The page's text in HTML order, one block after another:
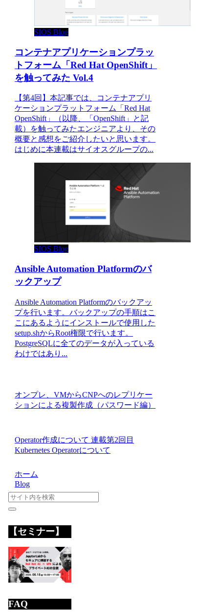
SIOS Blog
コンテナアプリケーションプラッ
トフォーム「Red Hat OpenShift」
を触ってみた Vol.4
【第4回】本記事では、コンテナアプリ
ケーションプラットフォーム「Red Hat
OpenShift」（以降、「OpenShift」と記
載）を触ってみたエンジニアより、その
概要と感想をご紹介したいと思います。
はじめに本連載はサイオスグループの...
SIOS Blog
Ansible Automation Platformのバ
ックアップ
Ansible Automation Platformのバックアッ
プを行います。バックアップの手順はこ
こにあるようにインストールで使用した
setup.shからRoot権限で行います。
PostgreSQLに全てのデータが入っている
わけではあり...
オンプレ、VMからCNPへのレプリケー
ションによる複製作成（パスワード編）
Operator作成について 連載第2回目
Kubernetes Operatorについて
ホーム
Blog
【セミナー】
FAQ